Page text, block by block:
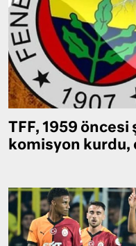
TFF, 1959
komisyon kurdu,